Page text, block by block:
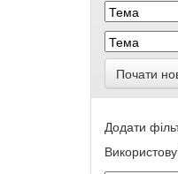
Почати
Додати